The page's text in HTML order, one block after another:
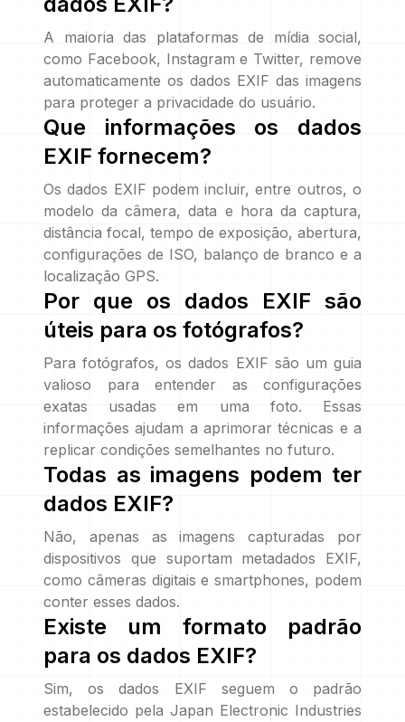
A maioria das plataformas de mídia social,
como Facebook, Instagram e Twitter, remove
automaticamente os dados EXIF das imagens
para proteger a privacidade do usuário.
Que informações os dados
EXIF fornecem?
Os dados EXIF podem incluir, entre outros, o
modelo da câmera, data e hora da captura,
distância focal, tempo de exposição, abertura,
configurações de ISO, balanço de branco e a
localização GPS.
Por que os dados EXIF são
úteis para os fotógrafos?
Para fotógrafos, os dados EXIF são um guia
valioso para entender as configurações
exatas usadas em uma foto. Essas
informações ajudam a aprimorar técnicas e a
replicar condições semelhantes no futuro.
Todas as imagens podem ter
dados EXIF?
Não, apenas as imagens capturadas por
dispositivos que suportam metadados EXIF,
como câmeras digitais e smartphones, podem
conter esses dados.
Existe um formato padrão
para os dados EXIF?
Sim, os dados EXIF seguem o padrão
estabelecido pela Japan Electronic Industries